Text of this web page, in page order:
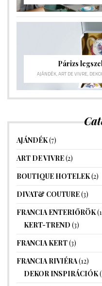
Párizs
AJÁNDÉK,ART DE VIVRE,
AJÁNDÉK(7)
ART DE VIVRE(2)
BOUTIQUE HOTELEK(2)
DIVAT& COUTURE(3)
FRANCIA ENTERIŐRÖK
KERT-TREND (3)
FRANCIA KERT(3)
FRANCIA RIVIÉRA(12)
DEKOR INSPIRÁCIÓK